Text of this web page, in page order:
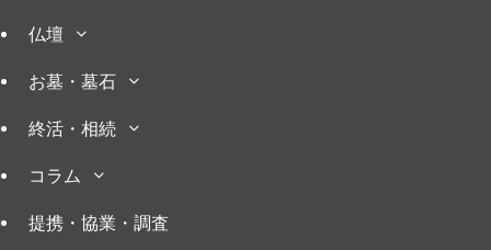
仏壇
お墓・墓石
終活・相続
コラム
提携・協業・調査